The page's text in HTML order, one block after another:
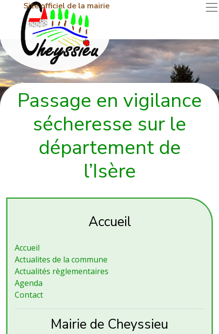
Site officiel de la mairie
Passage en vigilance
sécheresse sur le
département de
l’Isère
Accueil
Accueil
Actualites de la commune
Actualités règlementaires
Agenda
Contact
Mairie de Cheyssieu